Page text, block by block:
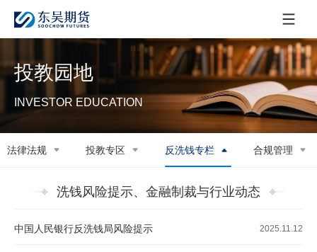
投教园地
INVESTOR EDUCATION
法律法规 投教专区 反洗钱专栏 合规管理
洗钱风险提示、金融制裁与行业动态
中国人民银行反洗钱局风险提示 2025.11.12